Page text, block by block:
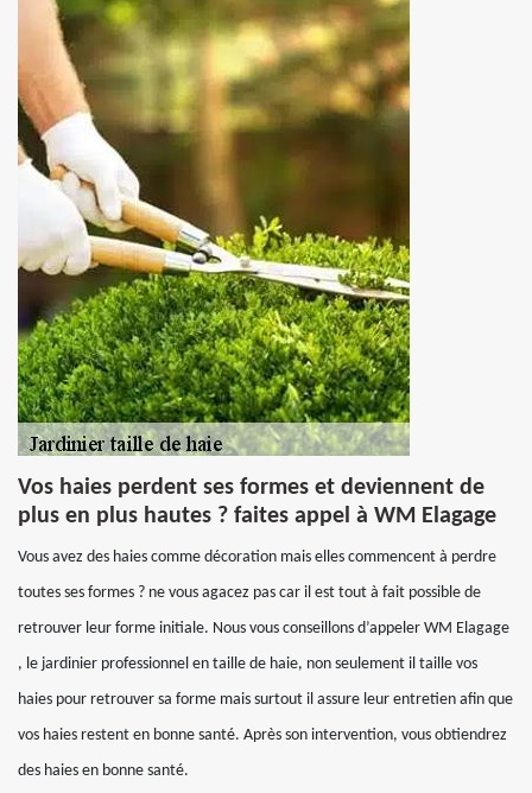
Vos haies perdent ses formes et deviennent de
plus en plus hautes ? faites appel à WM Elagage
Vous avez des haies comme décoration mais elles commencent à perdre
toutes ses formes ? ne vous agacez pas car il est tout à fait possible de
retrouver leur forme initiale. Nous vous conseillons d’appeler WM Elagage
, le jardinier professionnel en taille de haie, non seulement il taille vos
haies pour retrouver sa forme mais surtout il assure leur entretien afin que
vos haies restent en bonne santé. Après son intervention, vous obtiendrez
des haies en bonne santé.